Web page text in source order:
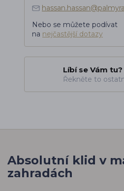
Nebo se můžete podívat
na nejčastější dotazy
Líbí se Vám tu?
Řekněte to
Absolutní klid v
zahradách